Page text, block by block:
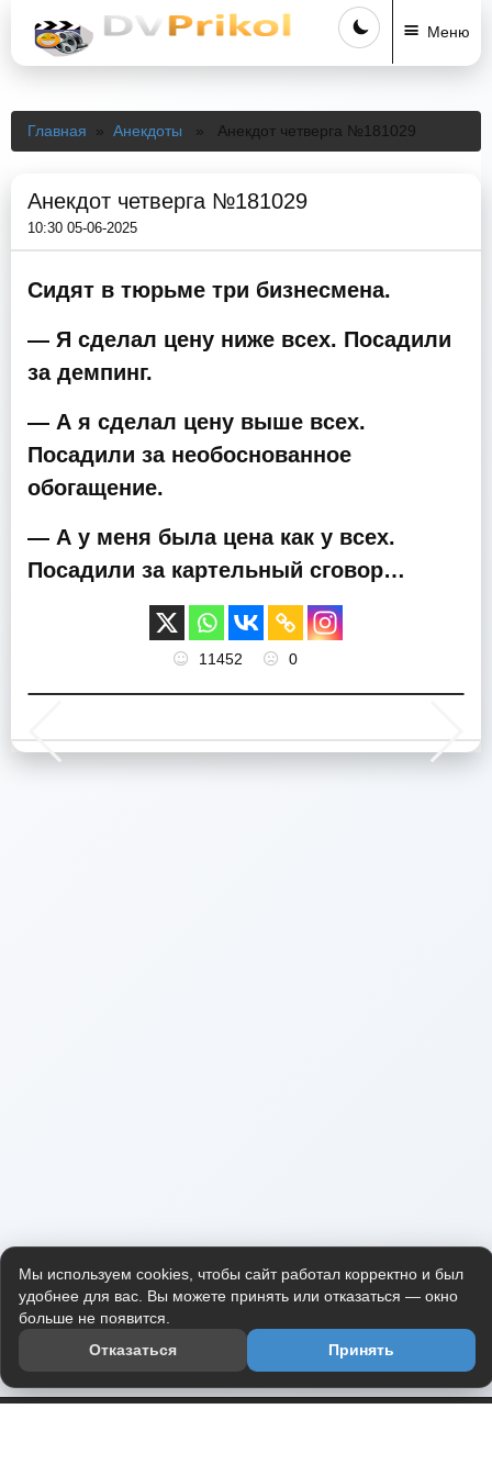
Меню
Главная » Анекдоты » Анекдот четверга №181029
Анекдот четверга №181029
10:30 05-06-2025
Сидят в тюрьме три бизнесмена.
— Я сделал цену ниже всех. Посадили
за демпинг.
— А я сделал цену выше всех.
Посадили за необоснованное
обогащение.
— А у меня была цена как у всех.
Посадили за картельный сговор…
11452 0
Мы используем cookies, чтобы сайт работал корректно и был
удобнее для вас. Вы можете принять или отказаться — окно
больше не появится.
Отказаться
Принять